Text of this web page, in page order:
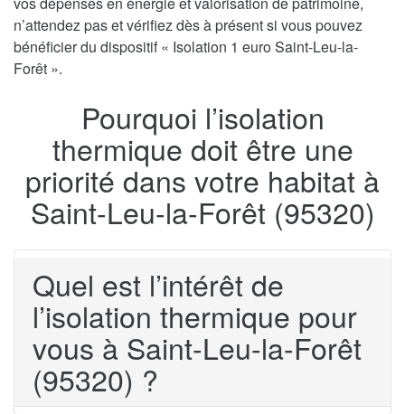
n’attendez pas et vérifiez dès à présent si vous pouvez
bénéficier du dispositif « Isolation 1 euro Saint-Leu-la-
Forêt ».
Pourquoi l’isolation
thermique doit être une
priorité dans votre habitat à
Saint-Leu-la-Forêt (95320)
Quel est l’intérêt de
l’isolation thermique pour
vous à Saint-Leu-la-Forêt
(95320) ?